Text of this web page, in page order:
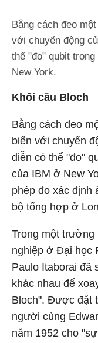
Bằng cách đeo
với chuyển động
thể "đo" qubit
New York.
Khối cầu Bloch
Bằng cách đeo
biến với chuyển
diễn có thể "đo"
của IBM ở New
phép đo xác định
bộ tổng hợp ở
Trong một trường
nghiệp ở Đại học
Paulo Itaborai đã
khác nhau để
Bloch". Được đặt
người cùng
năm 1952 cho